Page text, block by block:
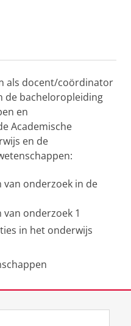
als docent/coördinator
de bacheloropleiding
en
Academische
en de
onderzoek in de
onderzoek 1
in het onderwijs